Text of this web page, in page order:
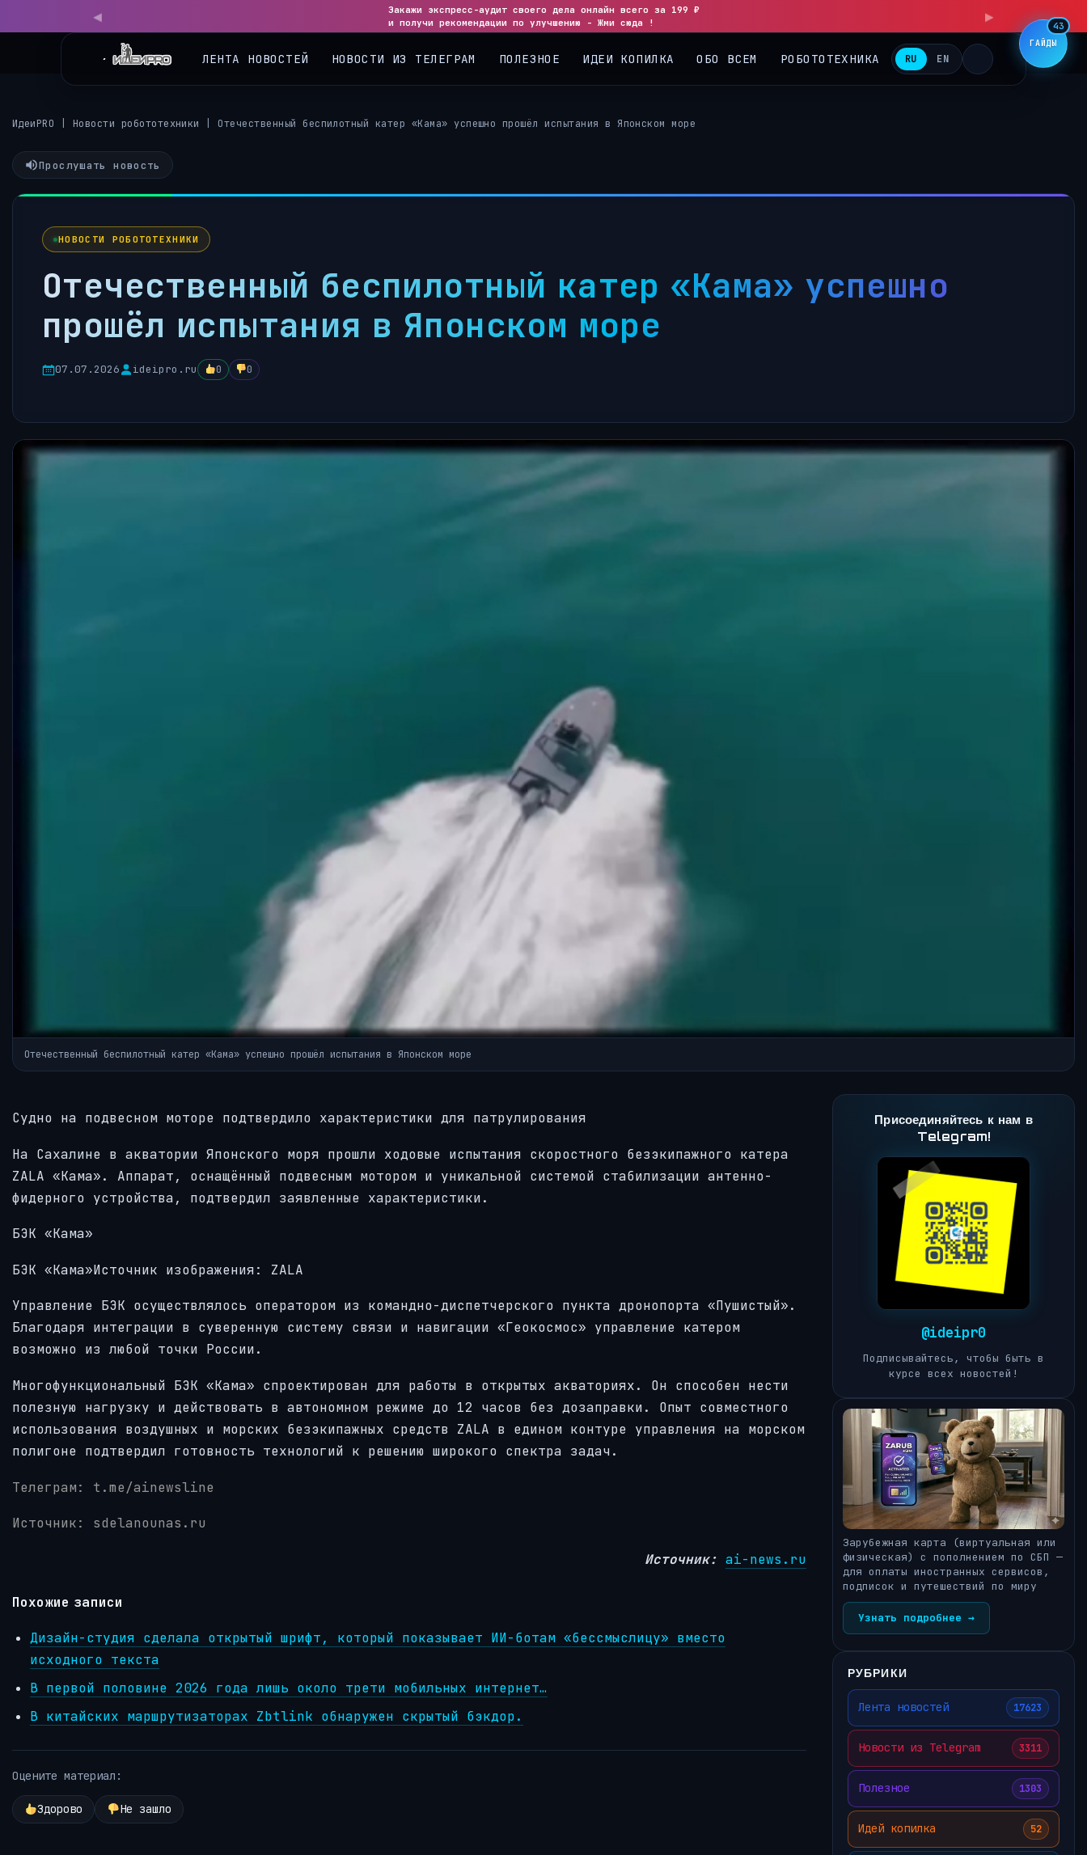
◀
Закажи экспресс-аудит своего дела онлайн всего за 199 ₽
и получи рекомендации по улучшению - Жми сюда !
▶
RU EN
ИдеиPRO Новости робототехники Отечественный беспилотный катер «Кама» успешно прошёл испытания в Японском море
Прослушать новость
НОВОСТИ РОБОТОТЕХНИКИ
Отечественный беспилотный катер «Кама» успешно
прошёл испытания в Японском море
07.07.2026 ideipro.ru 0 0
Отечественный беспилотный катер «Кама» успешно прошёл испытания в Японском море
Судно на подвесном моторе подтвердило характеристики для патрулирования
На Сахалине в акватории Японского моря прошли ходовые испытания скоростного безэкипажного катера
ZALA «Кама». Аппарат, оснащённый подвесным мотором и уникальной системой стабилизации антенно-
фидерного устройства, подтвердил заявленные характеристики.
БЭК «Кама»
БЭК «Кама»Источник изображения: ZALA
Управление БЭК осуществлялось оператором из командно-диспетчерского пункта дронопорта «Пушистый».
Благодаря интеграции в суверенную систему связи и навигации «Геокосмос» управление катером
возможно из любой точки России.
Многофункциональный БЭК «Кама» спроектирован для работы в открытых акваториях. Он способен нести
полезную нагрузку и действовать в автономном режиме до 12 часов без дозаправки. Опыт совместного
использования воздушных и морских безэкипажных средств ZALA в едином контуре управления на морском
полигоне подтвердил готовность технологий к решению широкого спектра задач.
Телеграм: t.me/ainewsline
Источник: sdelanounas.ru
Источник: ai-news.ru
Похожие записи
Дизайн-студия сделала открытый шрифт, который показывает ИИ-ботам «бессмыслицу» вместо
исходного текста
В первой половине 2026 года лишь около трети мобильных интернет…
В китайских маршрутизаторах Zbtlink обнаружен скрытый бэкдор.
Оцените материал:
Здорово Не зашло
Присоединяйтесь к нам в
Telegram!
@ideipr0
Подписывайтесь, чтобы быть в
курсе всех новостей!
Зарубежная карта (виртуальная или
физическая) с пополнением по СБП —
для оплаты иностранных сервисов,
подписок и путешествий по миру
Узнать подробнее →
РУБРИКИ
Лента новостей 17623
Новости из Telegram 3311
Полезное 1303
Идей копилка 52
ГАЙДЫ
43